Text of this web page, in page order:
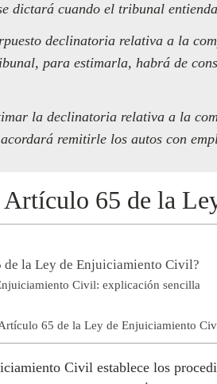
dictará cuando el tribunal
declinatoria relativa a la
para estimarla, habrá de
la declinatoria relativa a la
remitirle los autos con
Artículo 65 de la
la Ley de Enjuiciamiento Civil?
Civil: explicación sencilla
65 de la Ley de Enjuiciamiento
Civil establece los